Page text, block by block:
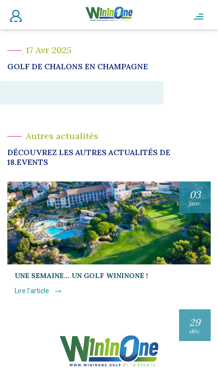
17 Avr 2025
GOLF DE CHALONS EN CHAMPAGNE
Autres actualités
DÉCOUVREZ LES AUTRES ACTUALITÉS DE
18.EVENTS
03
janv.
UNE SEMAINE… UN GOLF WININONE !
Lire l'article
29
déc.